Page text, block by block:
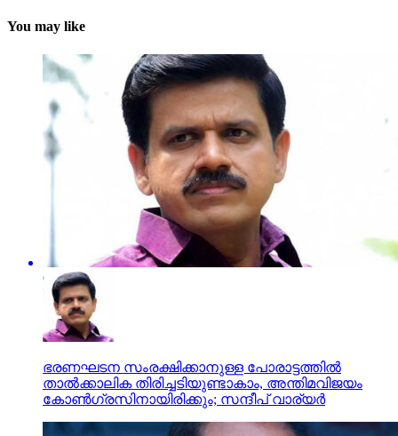
You may like
ഭരണഘടന സംരക്ഷിക്കാനുള്ള പോരാട്ടത്തില്‍
താല്‍ക്കാലിക തിരിച്ചടിയുണ്ടാകാം, അന്തിമവിജയം
കോണ്‍ഗ്രസിനായിരിക്കും; സന്ദീപ് വാര്യര്‍